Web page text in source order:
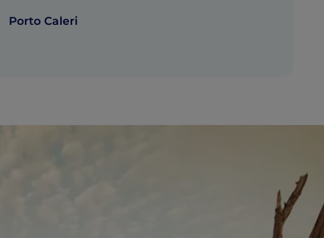
Porto Caleri